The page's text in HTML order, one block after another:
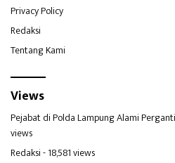
Privacy Policy
Redaksi
Tentang Kami
Views
Pejabat di Polda Lampung Alami
views
Redaksi- 18,581 views